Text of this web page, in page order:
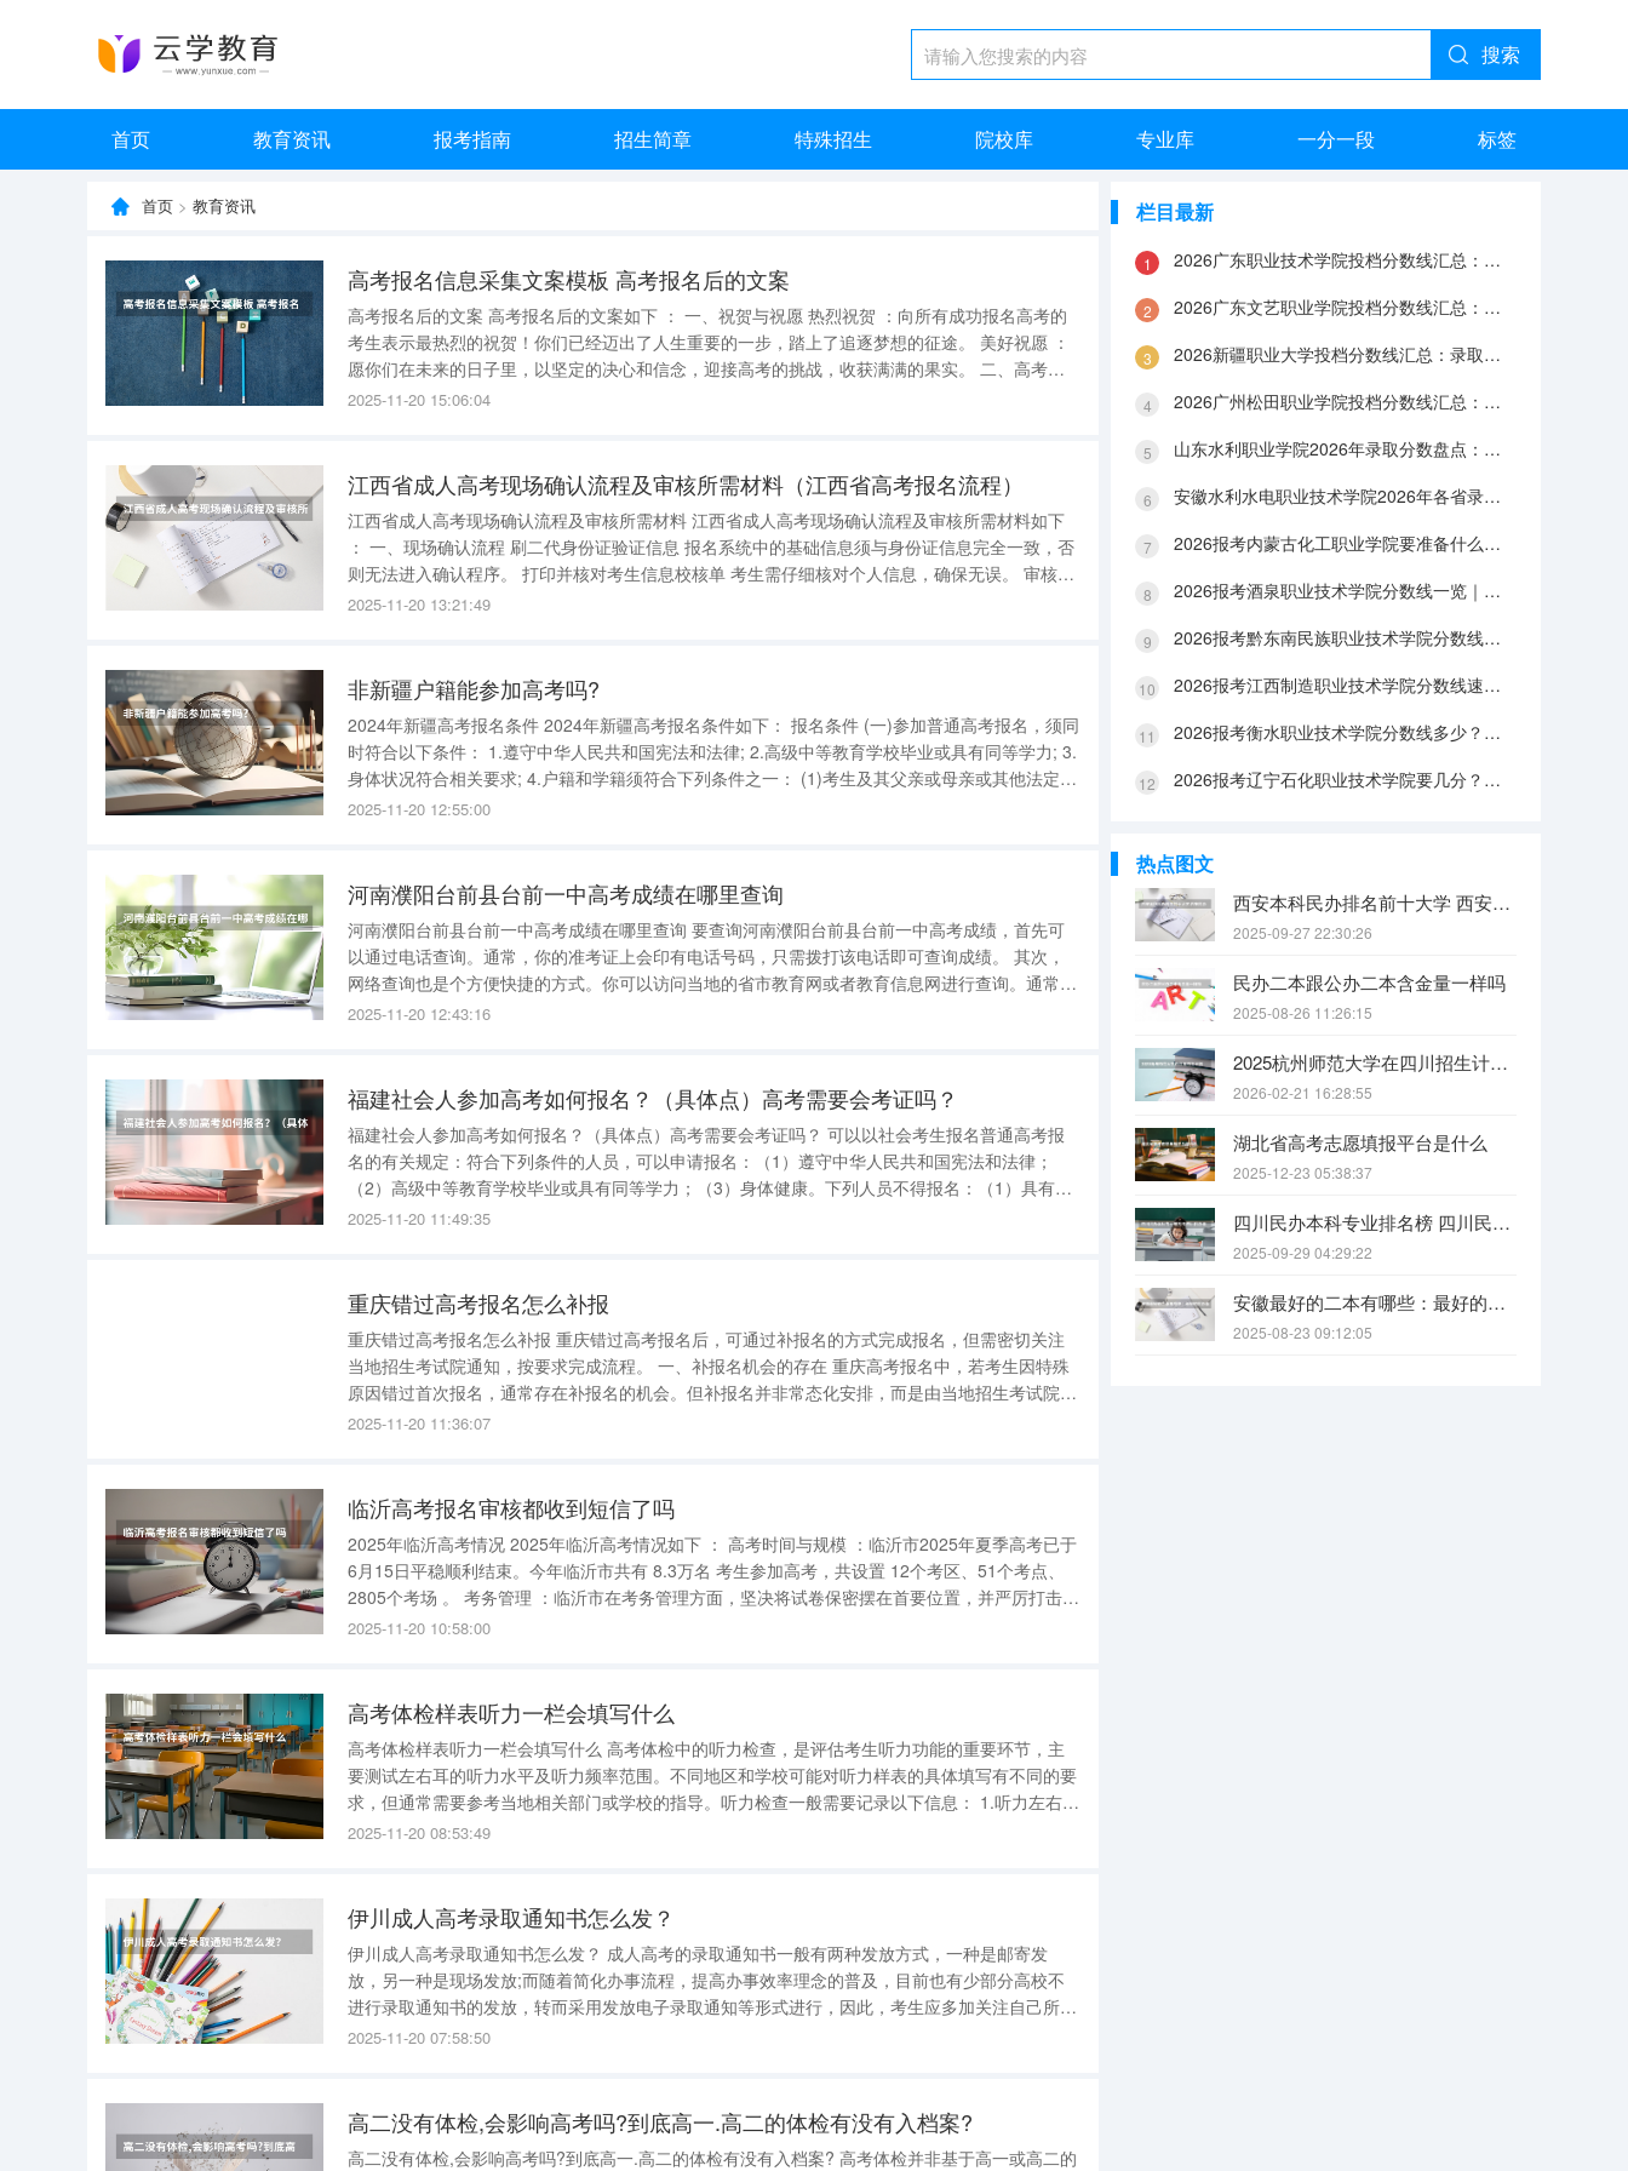
搜索
首页 教育资讯 报考指南 招生简章 特殊招生 院校库 专业库 一分一段 标签
首页 > 教育资讯
高考报名信息采集文案模板 高考报名后的文案
高考报名后的文案 高考报名后的文案如下 ： 一、祝贺与祝愿 热烈祝贺 ：向所有成功报名高考的
考生表示最热烈的祝贺！你们已经迈出了人生重要的一步，踏上了追逐梦想的征途。 美好祝愿 ：
愿你们在未来的日子里，以坚定的决心和信念，迎接高考的挑战，收获满满的果实。 二、高考的
意义与挑战 新旅程的起点 ：高考不仅是知识的检验，更是人生新旅程的起点。它象征着你们即将
2025-11-20 15:06:04
江西省成人高考现场确认流程及审核所需材料（江西省高考报名流程）
江西省成人高考现场确认流程及审核所需材料 江西省成人高考现场确认流程及审核所需材料如下
： 一、现场确认流程 刷二代身份证验证信息 报名系统中的基础信息须与身份证信息完全一致，否
则无法进入确认程序。 打印并核对考生信息校核单 考生需仔细核对个人信息，确保无误。 审核特
2025-11-20 13:21:49
非新疆户籍能参加高考吗?
2024年新疆高考报名条件 2024年新疆高考报名条件如下： 报名条件 (一)参加普通高考报名，须同
时符合以下条件： 1.遵守中华人民共和国宪法和法律; 2.高级中等教育学校毕业或具有同等学力; 3.
身体状况符合相关要求; 4.户籍和学籍须符合下列条件之一： (1)考生及其父亲或母亲或其他法定监
护人是新疆常住户籍人口，且户籍迁入新疆的时间不少于两年(按距离
2025-11-20 12:55:00
河南濮阳台前县台前一中高考成绩在哪里查询
河南濮阳台前县台前一中高考成绩在哪里查询 要查询河南濮阳台前县台前一中高考成绩，首先可
以通过电话查询。通常，你的准考证上会印有电话号码，只需拨打该电话即可查询成绩。 其次，
网络查询也是个方便快捷的方式。你可以访问当地的省市教育网或者教育信息网进行查询。通常，
这类网站会提供高考成绩查询服务，你只需输入准考证号或者身份证号，按照提示操作即可查询到
2025-11-20 12:43:16
福建社会人参加高考如何报名？（具体点）高考需要会考证吗？
福建社会人参加高考如何报名？（具体点）高考需要会考证吗？ 可以以社会考生报名普通高考报
名的有关规定：符合下列条件的人员，可以申请报名：（1）遵守中华人民共和国宪法和法律；
（2）高级中等教育学校毕业或具有同等学力；（3）身体健康。下列人员不得报名：（1）具有高
等学历教育资格的高等学校的在校生；（2）高级中等教育学校非应届毕业的在校生；（3）因触犯
2025-11-20 11:49:35
重庆错过高考报名怎么补报
重庆错过高考报名怎么补报 重庆错过高考报名后，可通过补报名的方式完成报名，但需密切关注
当地招生考试院通知，按要求完成流程。 一、补报名机会的存在 重庆高考报名中，若考生因特殊
原因错过首次报名，通常存在补报名的机会。但补报名并非常态化安排，而是由当地招生考试院根
据实际情况临时组织，因此考生需主动关注官方通知，避免再次错过。 二、补报名流程与要求 材
2025-11-20 11:36:07
临沂高考报名审核都收到短信了吗
2025年临沂高考情况 2025年临沂高考情况如下 ： 高考时间与规模 ：临沂市2025年夏季高考已于
6月15日平稳顺利结束。今年临沂市共有 8.3万名 考生参加高考，共设置 12个考区、51个考点、
2805个考场 。 考务管理 ：临沂市在考务管理方面，坚决将试卷保密摆在首要位置，并严厉打击考
2025-11-20 10:58:00
高考体检样表听力一栏会填写什么
高考体检样表听力一栏会填写什么 高考体检中的听力检查，是评估考生听力功能的重要环节，主
要测试左右耳的听力水平及听力频率范围。不同地区和学校可能对听力样表的具体填写有不同的要
求，但通常需要参考当地相关部门或学校的指导。听力检查一般需要记录以下信息： 1.听力左右耳
是否对称，即听力水平是否相等，如若存在差异，需要详细记录具体数值。 2.测试听力时，能否准
2025-11-20 08:53:49
伊川成人高考录取通知书怎么发？
伊川成人高考录取通知书怎么发？ 成人高考的录取通知书一般有两种发放方式，一种是邮寄发
放，另一种是现场发放;而随着简化办事流程，提高办事效率理念的普及，目前也有少部分高校不
进行录取通知书的发放，转而采用发放电子录取通知等形式进行，因此，考生应多加关注自己所报
高校采用的录取通知书发放方式。 此外，如果考生选择现场领取的成人高校录取通知书发放形
2025-11-20 07:58:50
高二没有体检,会影响高考吗?到底高一.高二的体检有没有入档案?
高二没有体检,会影响高考吗?到底高一.高二的体检有没有入档案? 高考体检并非基于高一或高二的
栏目最新
2026广东职业技术学院投档分数线汇总：录取分数、报到与就业数据
2026广东文艺职业学院投档分数线汇总：录取分数、报到与就业数据
2026新疆职业大学投档分数线汇总：录取分数、报到与就业数据
2026广州松田职业学院投档分数线汇总：录取分数、报到与就业数据
山东水利职业学院2026年录取分数盘点：宿舍、费用、就业与FAQ
安徽水利水电职业技术学院2026年各省录取分数：报到手续、费用与就业数据
2026报考内蒙古化工职业学院要准备什么？分数线与入学全攻略
2026报考酒泉职业技术学院分数线一览｜手续办理与FAQ解答
2026报考黔东南民族职业技术学院分数线参考｜生活条件与入学流程
2026报考江西制造职业技术学院分数线速查｜生活成本与FAQ解答
2026报考衡水职业技术学院分数线多少？附报到流程与生活指南
2026报考辽宁石化职业技术学院要几分？分数线与生活成本详解
热点图文
西安本科民办排名前十大学 西安民办本科院校排名
2025-09-27 22:30:26
民办二本跟公办二本含金量一样吗
2025-08-26 11:26:15
2025杭州师范大学在四川招生计划是什么（2026参考）
2026-02-21 16:28:55
湖北省高考志愿填报平台是什么
2025-12-23 05:38:37
四川民办本科专业排名榜 四川民办本科院校排名
2025-09-29 04:29:22
安徽最好的二本有哪些：最好的民办本科，最好的公办二本大学
2025-08-23 09:12:05